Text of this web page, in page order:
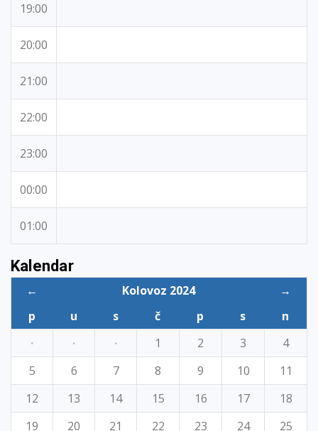
19:00
20:00
21:00
22:00
23:00
00:00
01:00
Kalendar
← Kolovoz 2024
→
p
u s č p s
n
·
· · 1 2 3
4
5
6 7 8 9 10
11
12
13 14 15 16 17
18
19
20 21 22 23 24
25